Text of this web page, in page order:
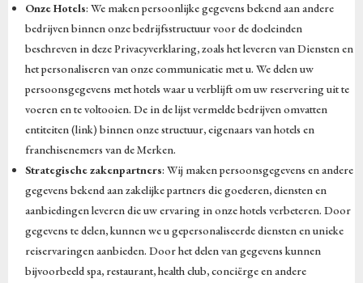
Onze Hotels: We maken persoonlijke gegevens bekend aan andere
bedrijven binnen onze bedrijfsstructuur voor de doeleinden
beschreven in deze Privacyverklaring, zoals het leveren van Diensten en
het personaliseren van onze communicatie met u. We delen uw
persoonsgegevens met hotels waar u verblijft om uw reservering uit te
voeren en te voltooien. De in de lijst vermelde bedrijven omvatten
entiteiten (link) binnen onze structuur, eigenaars van hotels en
franchisenemers van de Merken.
Strategische zakenpartners: Wij maken persoonsgegevens en andere
gegevens bekend aan zakelijke partners die goederen, diensten en
aanbiedingen leveren die uw ervaring in onze hotels verbeteren. Door
gegevens te delen, kunnen we u gepersonaliseerde diensten en unieke
reiservaringen aanbieden. Door het delen van gegevens kunnen
bijvoorbeeld spa, restaurant, health club, conciërge en andere